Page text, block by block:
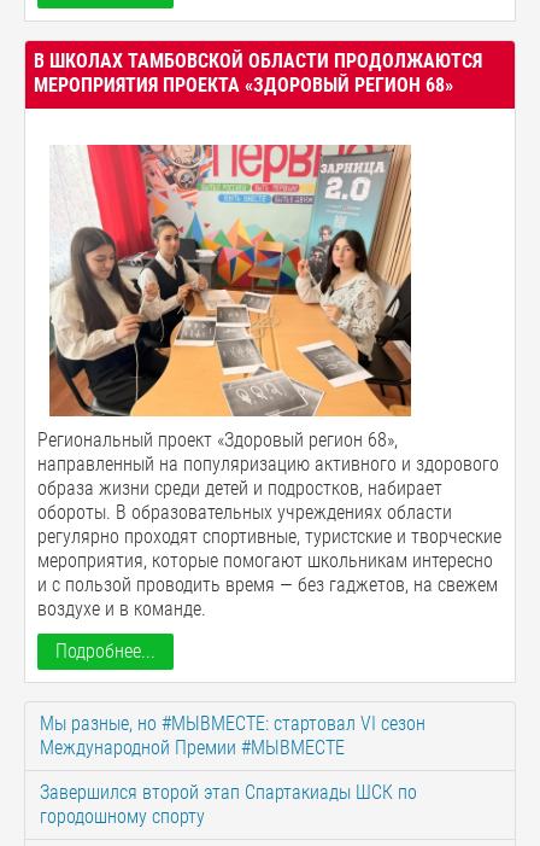
В ШКОЛАХ ТАМБОВСКОЙ ОБЛАСТИ ПРОДОЛЖАЮТСЯ
МЕРОПРИЯТИЯ ПРОЕКТА «ЗДОРОВЫЙ РЕГИОН 68»
Региональный проект «Здоровый регион 68»,
направленный на популяризацию активного и здорового
образа жизни среди детей и подростков, набирает
обороты. В образовательных учреждениях области
регулярно проходят спортивные, туристские и творческие
мероприятия, которые помогают школьникам интересно
и с пользой проводить время — без гаджетов, на свежем
воздухе и в команде.
Подробнее...
Мы разные, но #МЫВМЕСТЕ: стартовал VI сезон
Международной Премии #МЫВМЕСТЕ
Завершился второй этап Спартакиады ШСК по
городошному спорту